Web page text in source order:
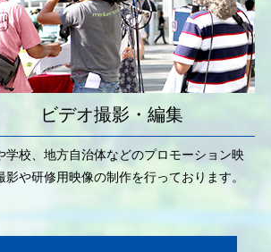
ビデオ撮影・編集
学校、地方自治体などのプロモーション映
影や研修用映像の制作を行っております。